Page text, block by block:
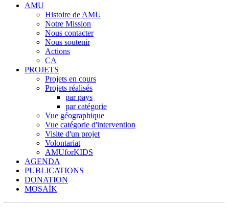
AMU
Histoire de AMU
Notre Mission
Nous contacter
Nous soutenir
Actions
CA
PROJETS
Projets en cours
Projets réalisés
par pays
par catégorie
Vue géographique
Vue catégorie d'intervention
Visite d'un projet
Volontariat
AMUforKIDS
AGENDA
PUBLICATIONS
DONATION
MOSAÏK